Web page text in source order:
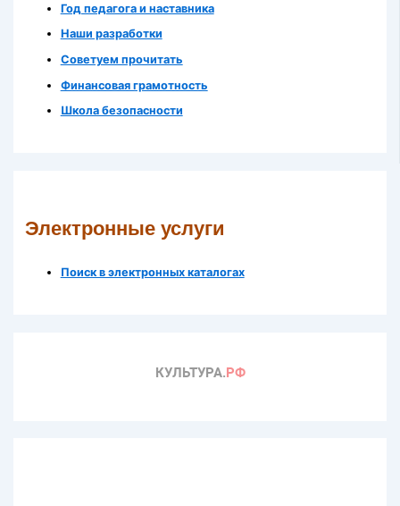
Год педагога и наставника
Наши разработки
Советуем прочитать
Финансовая грамотность
Школа безопасности
Электронные услуги
Поиск в электронных каталогах